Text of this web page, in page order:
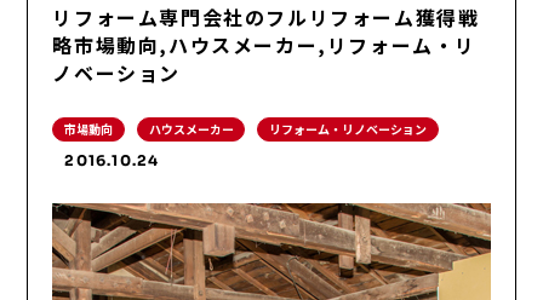
リフォーム専門会社のフルリフォーム獲得戦
略市場動向,ハウスメーカー,リフォーム・リ
ノベーション
市場動向 ハウスメーカー
リフォーム・リノベーション
2016.10.24